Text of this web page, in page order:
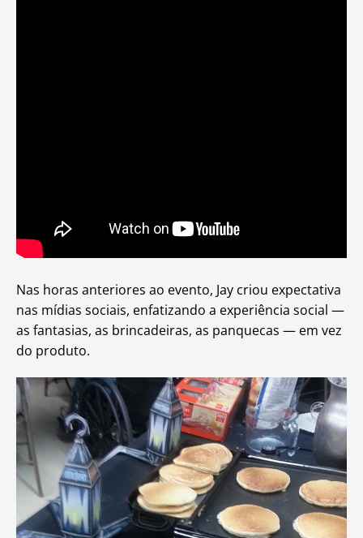
Nas horas anteriores ao evento, Jay criou expectativa
nas mídias sociais, enfatizando a experiência social —
as fantasias, as brincadeiras, as panquecas — em vez
do produto.